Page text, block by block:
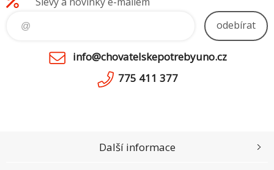
odebírat
info@chovatelskepotrebyuno.cz
775 411 377
Další informace